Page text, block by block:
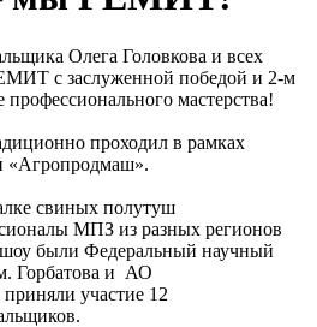
Олега Головкова и всех
с заслуженной победой и 2-м
мастерства!
проходил в рамках
«Агропродмаш».
свиных полутуш
МПЗ из разных регионов
были Федеральный научный
Горбатова и АО
участие 12